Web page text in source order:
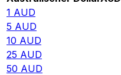
1 AUD
5 AUD
10 AUD
25 AUD
50 AUD